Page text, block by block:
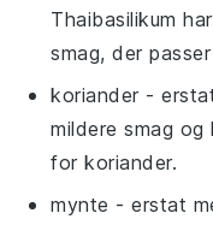
Thaibasilikum
smag, der
koriander -
mildere smag
for koriander.
mynte - erstat